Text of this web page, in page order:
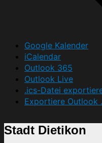
Google Kalender
iCalendar
Outlook 365
Outlook Live
.ics-Datei
Exportiere Outlook
Stadt Dietikon